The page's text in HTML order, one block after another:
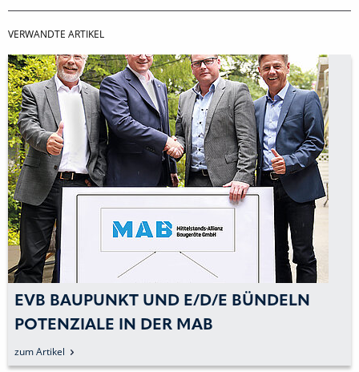
VERWANDTE ARTIKEL
EVB BAUPUNKT UND E/D/E BÜNDELN
POTENZIALE IN DER MAB
MITTELSTANDS-ALLIANZ BAUGERÄT
zum Artikel